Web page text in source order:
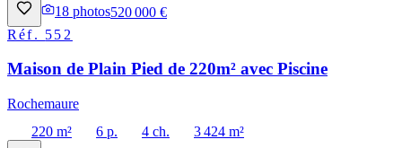
18 photos520 000 €
Réf. 552
Maison de Plain Pied de 220m² avec Piscine
Rochemaure
220 m²
6 p. 4 ch.
3 424 m²